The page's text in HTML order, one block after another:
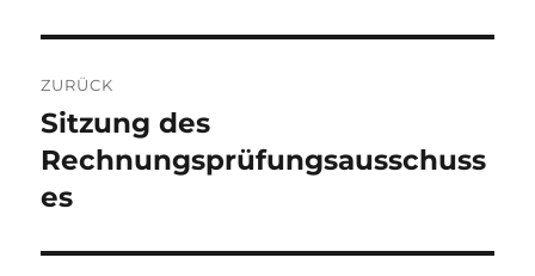
ZURÜCK
Vorheriger
Beitrag:
Sitzung des
Rechnungsprüfungsausschuss
es